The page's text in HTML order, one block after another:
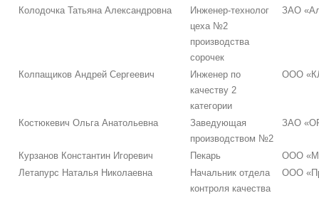
Колодочка Татьяна Александровна
Инженер-технолог
цеха №2
производства
сорочек
ЗАО
Колпащиков Андрей Сергеевич
Инженер по
качеству 2
категории
ООО
Костюкевич Ольга Анатольевна
Заведующая
производством №2
ЗАО
Курзанов Константин Игоревич Пекарь
ООО
Летапурс Наталья Николаевна
Начальник отдела
контроля качества
ООО